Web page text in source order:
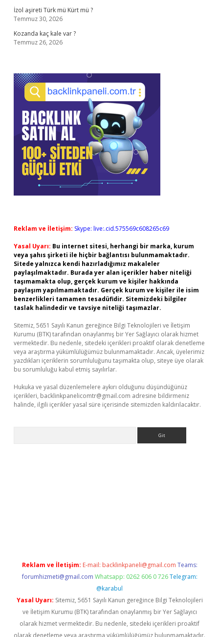
İzol aşireti Türk mü Kürt mü ?
Temmuz 30, 2026
Kozanda kaç kale var ?
Temmuz 26, 2026
Reklam ve İletişim: Skype: live:.cid.575569c608265c69
Yasal Uyarı: Bu internet sitesi, herhangi bir marka, kurum
veya şahıs şirketi ile hiçbir bağlantısı bulunmamaktadır.
Sitede yalnızca kendi hazırladığımız makaleler
paylaşılmaktadır. Burada yer alan içerikler haber niteliği
taşımamakta olup, gerçek kurum ve kişiler hakkında
paylaşım yapılmamaktadır. Gerçek kurum ve kişiler ile isim
benzerlikleri tamamen tesadüfidir. Sitemizdeki bilgiler
taslak halindedir ve tavsiye niteliği taşımazlar.
Sitemiz, 5651 Sayılı Kanun gereğince Bilgi Teknolojileri ve İletişim
Kurumu (BTK) tarafından onaylanmış bir Yer Sağlayıcı olarak hizmet
vermektedir. Bu nedenle, sitedeki içerikleri proaktif olarak denetleme
veya araştırma yükümlülüğümüz bulunmamaktadır. Ancak, üyelerimiz
yazdıkları içeriklerin sorumluluğunu taşımakta olup, siteye üye olarak
bu sorumluluğu kabul etmiş sayılırlar.
Hukuka ve yasal düzenlemelere aykırı olduğunu düşündüğünüz
içerikleri, backlinkpanelicomtr@gmail.com adresine bildirmeniz
halinde, ilgili içerikler yasal süre içerisinde sitemizden kaldırılacaktır.
Reklam ve İletişim: E-mail: backlinkpaneli@gmail.com Teams:
forumhizmeti@gmail.com Whatsapp: 0262 606 0 726 Telegram:
@karabul
Yasal Uyarı: Sitemiz, 5651 Sayılı Kanun gereğince Bilgi Teknolojileri
ve İletişim Kurumu (BTK) tarafından onaylanmış bir Yer Sağlayıcı
olarak hizmet vermektedir. Bu nedenle, sitedeki içerikleri proaktif
olarak denetleme veya araştırma yükümlülüğümüz bulunmamaktadır.